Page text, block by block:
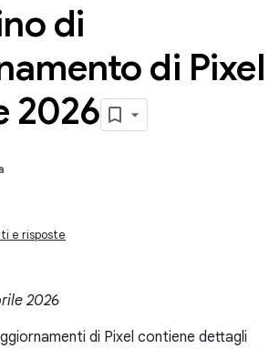
di
di Pixel
2026
e risposte
2026
di Pixel contiene dettagli